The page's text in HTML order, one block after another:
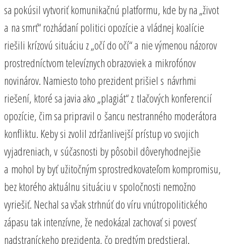
sa pokúsil vytvoriť komunikačnú platformu, kde by na „život
a na smrť“ rozhádaní politici opozície a vládnej koalície
riešili krízovú situáciu z „očí do očí“ a nie výmenou názorov
prostredníctvom televíznych obrazoviek a mikrofónov
novinárov. Namiesto toho prezident prišiel s návrhmi
riešení, ktoré sa javia ako „plagiát“ z tlačových konferencií
opozície, čim sa pripravil o šancu nestranného moderátora
konfliktu. Keby si zvolil zdržanlivejší prístup vo svojich
vyjadreniach, v súčasnosti by pôsobil dôveryhodnejšie
a mohol by byť užitočným sprostredkovateľom kompromisu,
bez ktorého aktuálnu situáciu v spoločnosti nemožno
vyriešiť. Nechal sa však strhnúť do víru vnútropolitického
zápasu tak intenzívne, že nedokázal zachovať si povesť
nadstraníckeho prezidenta, čo predtým predstieral.